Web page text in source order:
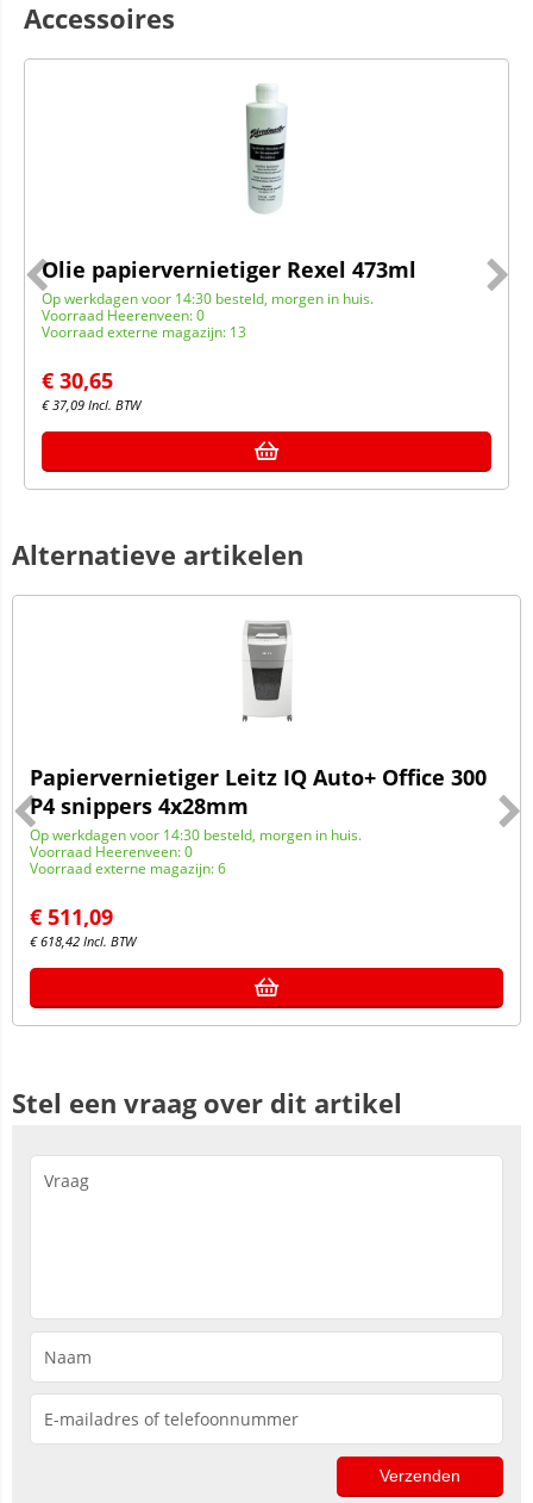
Accessoires
Olie papiervernietiger Rexel 473ml
Op werkdagen voor 14:30 besteld, morgen in huis.
Voorraad Heerenveen: 0
Voorraad externe magazijn: 13
€ 30,65
€37,09 Incl. BTW
Alternatieve artikelen
Papiervernietiger Leitz IQ Auto+ Office 300
P4 snippers 4x28mm
Op werkdagen voor 14:30 besteld, morgen in huis.
Voorraad Heerenveen: 0
Voorraad externe magazijn: 6
€ 511,09
€618,42 Incl. BTW
Stel een vraag over dit artikel